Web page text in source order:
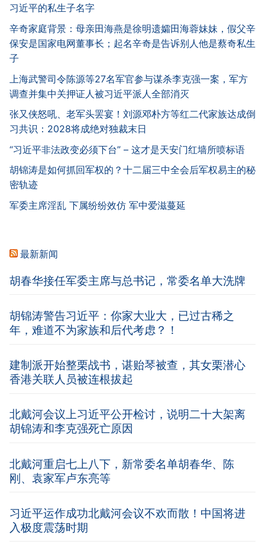
习近平的私生子名字
辛奇家庭背景：母亲田海燕是徐明遗孀田海蓉妹妹，假父辛
保安是国家电网董事长；起名辛奇是告诉别人他是蔡奇私生
子
上海武警司令陈源等27名军官参与谋杀李克强一案，军方
调查并集中关押证人被习近平派人全部消灭
张又侠怒吼、老军头罢宴！刘源邓朴方等红二代家族达成倒
习共识：2028将成绝对独裁末日
“习近平非法政变必须下台” – 这才是天安门红墙所喷标语
胡锦涛是如何抓回军权的？十二届三中全会后军权易主的秘
密轨迹
军委主席淫乱 下属纷纷效仿 军中爱滋蔓延
最新新闻
胡春华接任军委主席与总书记，常委名单大洗牌
胡锦涛警告习近平：你家大业大，已过古稀之
年，难道不为家族和后代考虑？！
建制派开始整栗战书，谌贻琴被查，其女栗潜心
香港关联人员被连根拔起
北戴河会议上习近平公开检讨，说明二十大架离
胡锦涛和李克强死亡原因
北戴河重启七上八下，新常委名单胡春华、陈
刚、袁家军卢东亮等
习近平运作成功北戴河会议不欢而散！中国将进
入极度震荡时期